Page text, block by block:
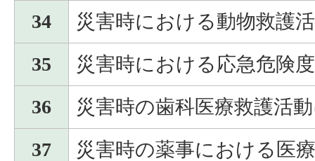
34
災害時における動物救護
35
災害時における応急危険
36
災害時の歯科医療救護活
37
災害時の薬事における医